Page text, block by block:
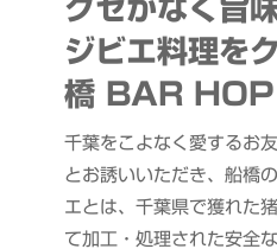
クセがなく旨
ジビエ料理を
橋 BAR HOP
千葉をこよなく愛するお
とお誘いいただき、船橋
エとは、千葉県で獲れた
て加工・処理された安全